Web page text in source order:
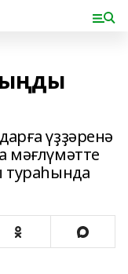
үҙҙәренә
мәғлүмәтте
тураһында